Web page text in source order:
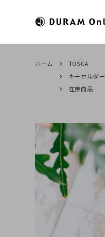
すべてのカテゴリ
マネークリップ
コインケース
名刺入れ
糸色のカスタマイズ
ホーム
TOSCA
キーホルダー
在庫商品